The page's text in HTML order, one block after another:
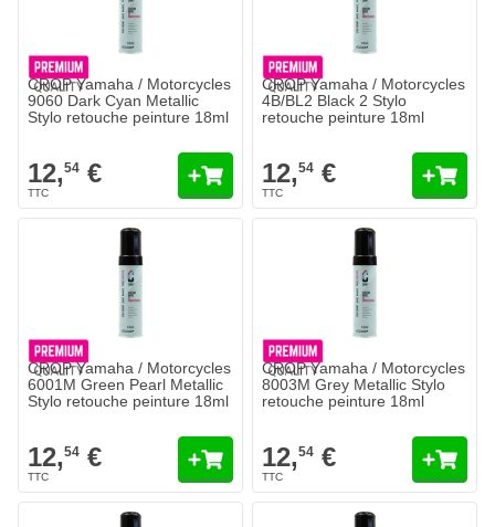
CROP Yamaha / Motorcycles
9060 Dark Cyan Metallic
Stylo retouche peinture 18ml
12,54 €
CROP Yamaha / Motorcycles
4B/BL2 Black 2 Stylo
retouche peinture 18ml
12,54 €
CROP Yamaha / Motorcycles
6001M Green Pearl Metallic
Stylo retouche peinture 18ml
12,54 €
CROP Yamaha / Motorcycles
8003M Grey Metallic Stylo
retouche peinture 18ml
12,54 €